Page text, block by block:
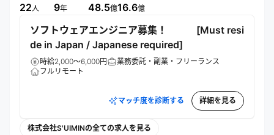
にし、睡眠状態の可視化・解析を通じて健康管理や予防医療
利活用や医療・研究用途での導入、共同研究にも取り組んで
いる。
22人 9年 48.5億16.6億
ソフトウェアエンジニア募集！ [Must resi
de in Japan / Japanese required]
時給2,000～6,000円
業務委託・副業・フリーランス
フルリモート
マッチ度を診断する 詳細を見る
株式会社S'UIMINの全ての求人を見る